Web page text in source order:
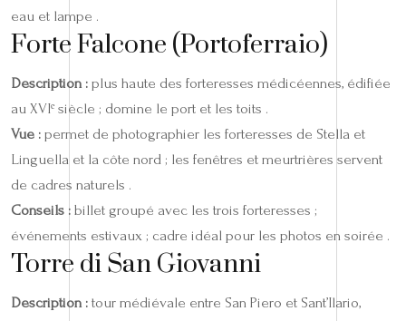
eau et lampe .
Forte Falcone (Portoferraio)
Description : plus haute des forteresses médicéennes, édifiée
au XVIᵉ siècle ; domine le port et les toits .
Vue : permet de photographier les forteresses de Stella et
Linguella et la côte nord ; les fenêtres et meurtrières servent
de cadres naturels .
Conseils : billet groupé avec les trois forteresses ;
événements estivaux ; cadre idéal pour les photos en soirée .
Torre di San Giovanni
Description : tour médiévale entre San Piero et Sant’Ilario,